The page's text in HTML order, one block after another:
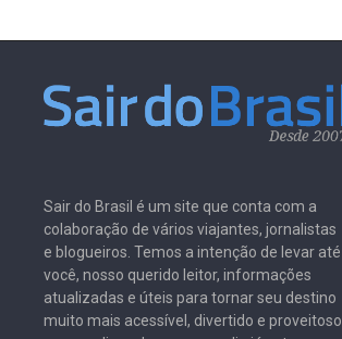
Sair do Brasil é um site que conta com a
colaboração de vários viajantes, jornalistas
e blogueiros. Temos a intenção de levar até
você, nosso querido leitor, informações
atualizadas e úteis para tornar seu destino
muito mais acessível, divertido e proveitoso